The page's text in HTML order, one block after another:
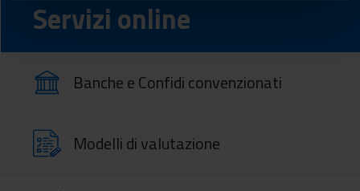
Servizi online
Banche e Confidi convenzionati
Modelli di valutazione